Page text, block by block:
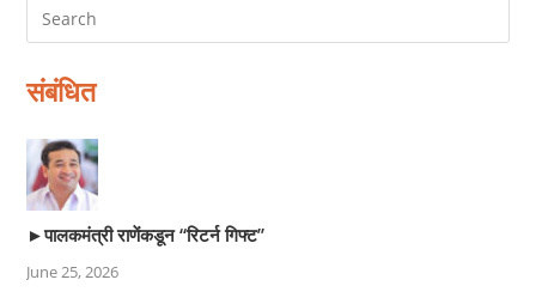
संबंधित
►पालकमंत्री राणेंकडून “रिटर्न गिफ्ट”
June 25, 2026